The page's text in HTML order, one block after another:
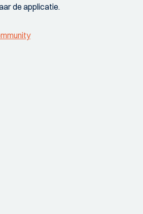
de applicatie.